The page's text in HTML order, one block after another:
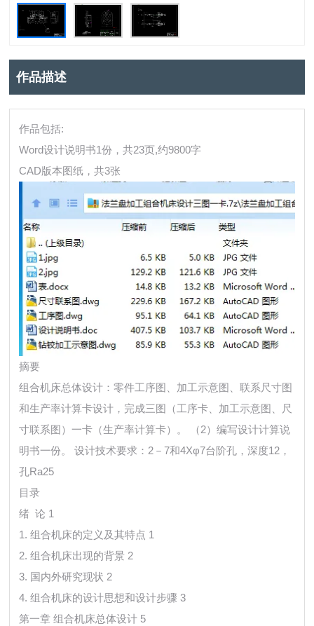
作品描述
作品包括:
Word设计说明书1份，共23页,约9800字
CAD版本图纸，共3张
摘要
组合机床总体设计：零件工序图、加工示意图、联系尺寸图
和生产率计算卡设计，完成三图（工序卡、加工示意图、尺
寸联系图）一卡（生产率计算卡）。 （2）编写设计计算说
明书一份。 设计技术要求：2－7和4Xφ7台阶孔，深度12，
孔Ra25
目录
绪 论 1
1. 组合机床的定义及其特点 1
2. 组合机床出现的背景 2
3. 国内外研究现状 2
4. 组合机床的设计思想和设计步骤 3
第一章 组合机床总体设计 5